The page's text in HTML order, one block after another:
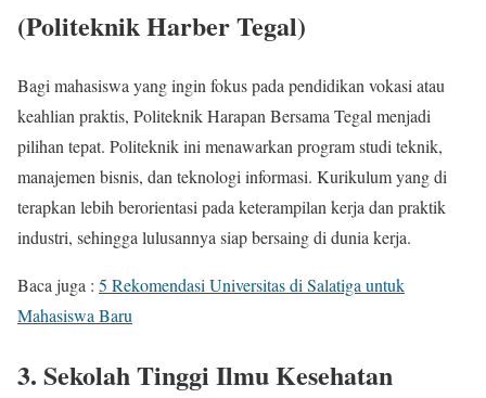
(Politeknik Harber Tegal)
Bagi mahasiswa yang ingin fokus pada pendidikan vokasi atau
keahlian praktis, Politeknik Harapan Bersama Tegal menjadi
pilihan tepat. Politeknik ini menawarkan program studi teknik,
manajemen bisnis, dan teknologi informasi. Kurikulum yang di
terapkan lebih berorientasi pada keterampilan kerja dan praktik
industri, sehingga lulusannya siap bersaing di dunia kerja.
Baca juga : 5 Rekomendasi Universitas di Salatiga untuk
Mahasiswa Baru
3. Sekolah Tinggi Ilmu Kesehatan